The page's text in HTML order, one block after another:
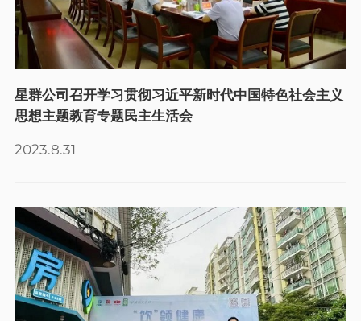
星群公司召开学习贯彻习近平新时代中国特色社会主义
思想主题教育专题民主生活会
2023.8.31